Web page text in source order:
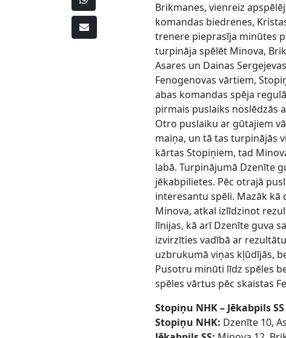
Brikmanes, vienreiz
komandas biedrenes,
trenere pieprasīja minūtes
turpināja spēlēt Minova,
Asares un Dainas
Fenogenovas vārtiem,
abas komandas spēja
pirmais puslaiks noslēdzās
Otro puslaiku ar gūtajiem
maiņa, un tā tas turpinājās
kārtas Stopiņiem, tad
labā. Turpinājumā Dzenīte
jēkabpilietes. Pēc otrajā
interesantu spēli. Mazāk kā
Minova, atkal izlīdzinot
līnijas, kā arī Dzenīte guva
izvirzīties vadībā ar
uzbrukumā viņas kļūdījās,
Pusotru minūti līdz spēles
spēles vārtus pēc skaistas
Stopiņu NHK – Jēkabpils SS
Stopiņu NHK: Dzenīte 10,